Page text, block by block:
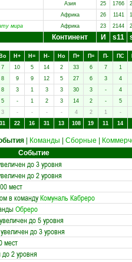
Азия 25 1766
Африка 26 1141
мира Африка 23 2144
Континент И s11
Вo Н+ Н= Н- Нo П+ П= П- ПC
7 10 5 14 2 33 6 7 1
8 9 9 12 5 27 6 3 4
8 3 1 3 3 30 3 - 4
5 - 1 2 3 14 2 - 5
3 - - - - 4 2 1 -
31 22 16 31 13 108 19 11 14
Команды Сборные
Событие
до 3 уровня
до 2 уровня
мест
в командуКомуналь Кабреро
Обреро
до 5 уровня
до 3 уровня
мест
2 уровня